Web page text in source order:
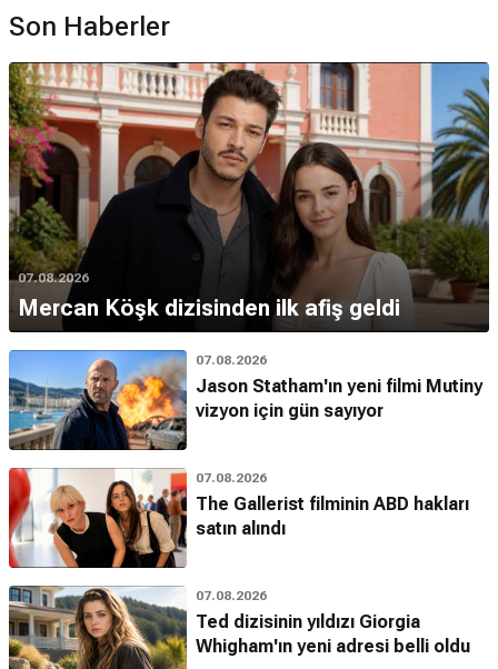
Son Haberler
07.08.2026
Mercan Köşk dizisinden ilk afiş geldi
07.08.2026
Jason Statham'ın yeni filmi Mutiny
vizyon için gün sayıyor
07.08.2026
The Gallerist filminin ABD hakları
satın alındı
07.08.2026
Ted dizisinin yıldızı Giorgia
Whigham'ın yeni adresi belli oldu